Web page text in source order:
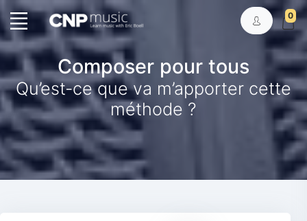
0
Composer pour tous
Qu’est-ce que va m’apporter cette
méthode ?